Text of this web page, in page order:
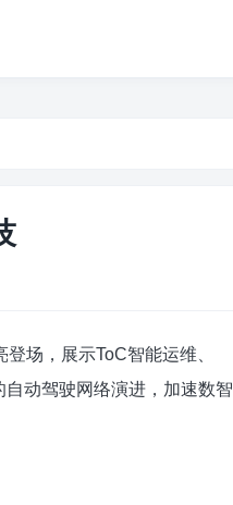
场，展示ToC智能运维、
动驾驶网络演进，加速数智